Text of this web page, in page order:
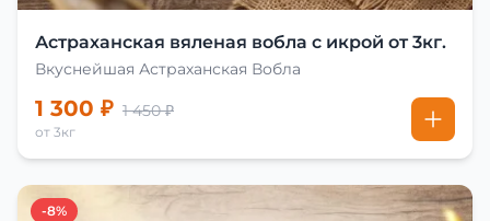
Астраханская вяленая вобла с икрой от 3кг.
Вкуснейшая Астраханская Вобла
1 300 ₽ 1 450 ₽
от 3кг
-8%